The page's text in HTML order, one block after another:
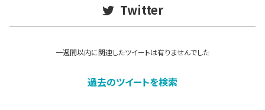
Twitter
一週間以内に関連したツイートは有りませんでした
過去のツイートを検索